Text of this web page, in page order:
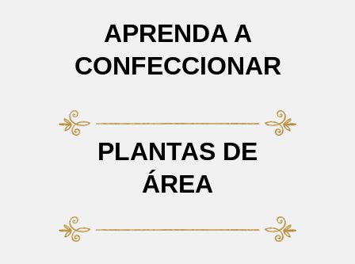
APRENDA A
CONFECCIONAR
PLANTAS DE
ÁREA